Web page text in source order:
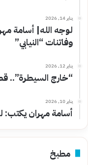
يناير 14, 2026
لوجه الله| أسامة
وفاتنات “النيابي”
يناير 12, 2026
“خارج السيطرة”..
يناير 10, 2026
أسامة مهران يكتب:
مطبخ